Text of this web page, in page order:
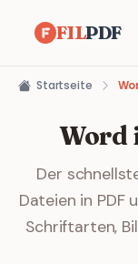
FILPDF
Startseite
Word
Der
Dateien in PDF
Schriftarten,